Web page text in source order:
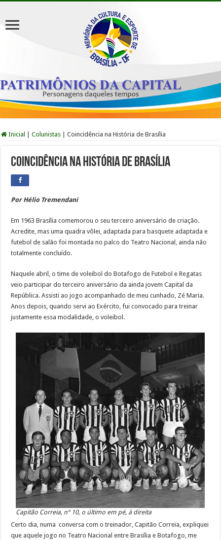
Inicial Colunistas Coincidência na História de Brasília
Coincidência na História de Brasília
Por Hélio Tremendani
Em 1963 Brasília comemorou o seu terceiro aniversário de criação.
Acredite, mas uma quadra vôlei, adaptada para basquete adaptada e
futebol de salão foi montada no palco do Teatro Nacional, ainda não
totalmente concluído.
Naquele abril, o time de voleibol do Botafogo de Futebol e Regatas
veio participar do terceiro aniversário da ainda jovem Capital da
República. Assisti ao jogo acompanhado de meu cunhado, Zé Maria.
Anos depois, quando servi ao Exército, fui convocado para treinar
justamente essa modalidade, o voleibol.
Capitão Correia, nº 10, o último em pé, à direita
Certo dia, numa conversa com o treinador, Capitão Correia, expliquei
que aquele jogo no Teatro Nacional entre Brasília e Botafogo, me